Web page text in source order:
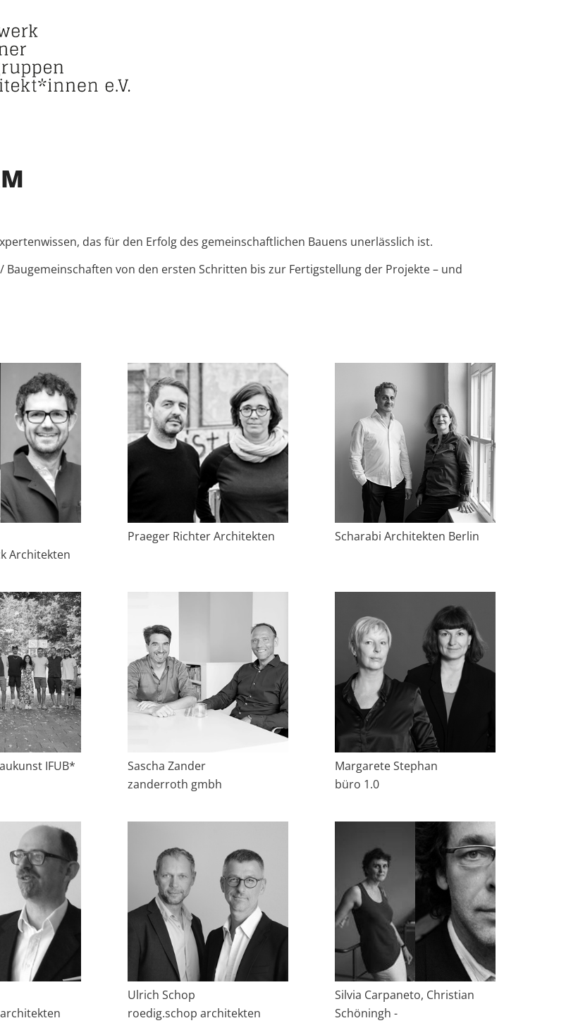
das für den Erfolg des gemeinschaftlichen Bauens unerlässlich ist.
von den ersten Schritten bis zur Fertigstellung der Projekte – und
Architekten
Praeger Richter Architekten Scharabi Architekten Berlin
IFUB*
Sascha Zander
zanderroth gmbh
Margarete Stephan
büro 1.0
Ulrich Schop
roedig.schop architekten
Silvia Carpaneto, Christian
Schöningh -